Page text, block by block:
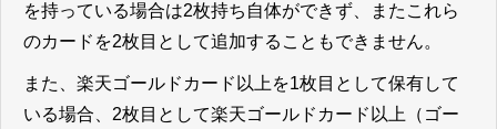
を持っている場合は2枚持ち自体ができず、またこれら
のカードを2枚目として追加することもできません。
また、楽天ゴールドカード以上を1枚目として保有して
いる場合、2枚目として楽天ゴールドカード以上（ゴー